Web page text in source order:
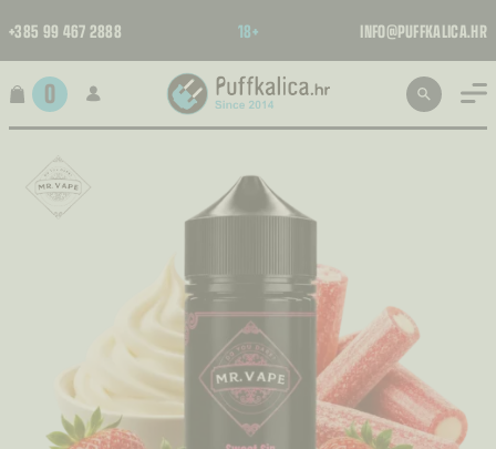
+385 99 467 2888 18+ INFO@PUFFKALICA.HR
0